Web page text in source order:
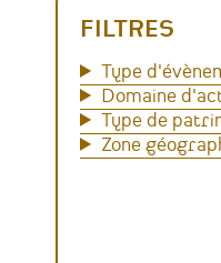
FILTRES
Type
Domaine
Type de
Zone